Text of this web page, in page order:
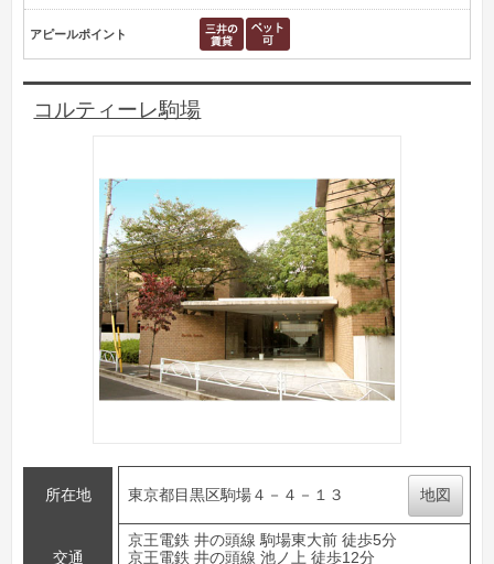
アピールポイント
コルティーレ駒場
所在地 東京都目黒区駒場４－４－１３ 地図
交通
京王電鉄 井の頭線 駒場東大前 徒歩5分
京王電鉄 井の頭線 池ノ上 徒歩12分